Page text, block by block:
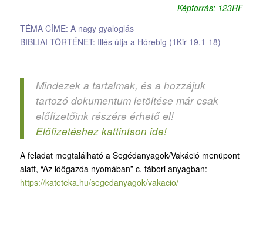
Képforrás: 123RF
TÉMA CÍME: A nagy gyaloglás
BIBLIAI TÖRTÉNET: Illés útja a Hórebig (1Kir 19,1-18)
Mindezek a tartalmak, és a hozzájuk
tartozó dokumentum letöltése már csak
előfizetőink részére érhető el!
Előfizetéshez kattintson ide!
A feladat megtalálható a Segédanyagok/Vakáció menüpont
alatt, “Az időgazda nyomában” c. tábori anyagban:
https://kateteka.hu/segedanyagok/vakacio/